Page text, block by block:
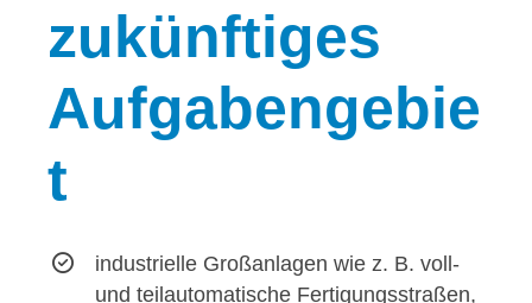
zukünftiges
Aufgabengebie
t
industrielle Großanlagen wie z. B. voll-
und teilautomatische Fertigungsstraßen,